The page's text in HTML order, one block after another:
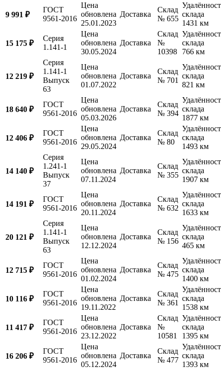
9 991 ₽
ГОСТ
9561-2016
Цена
обновлена
25.01.2023
Доставка
Склад
№ 655
склада
1431 км
15 175 ₽
Серия
1.141-1
Цена
обновлена
30.05.2024
Доставка
Склад
№
10398
склада
766 км
12 219 ₽
Серия
1.141-1
Выпуск
63
Цена
обновлена
01.07.2022
Доставка
Склад
№ 701
склада
821 км
18 640 ₽
ГОСТ
9561-2016
Цена
обновлена
05.03.2026
Доставка
Склад
№ 394
склада
1877 км
12 406 ₽
ГОСТ
9561-2016
Цена
обновлена
29.05.2024
Доставка
Склад
№ 80
склада
1493 км
14 140 ₽
Серия
1.241-1
Выпуск
37
Цена
обновлена
07.11.2024
Доставка
Склад
№ 355
склада
1907 км
14 191 ₽
ГОСТ
9561-2016
Цена
обновлена
20.11.2024
Доставка
Склад
№ 632
склада
1633 км
20 121 ₽
Серия
1.141-1
Выпуск
63
Цена
обновлена
12.12.2024
Доставка
Склад
№ 156
склада
465 км
12 715 ₽
ГОСТ
9561-2016
Цена
обновлена
01.02.2024
Доставка
Склад
№ 475
склада
1400 км
10 116 ₽
ГОСТ
9561-2016
Цена
обновлена
19.11.2022
Доставка
Склад
№ 361
склада
1538 км
11 417 ₽
ГОСТ
9561-2016
Цена
обновлена
23.12.2022
Доставка
Склад
№
10581
склада
1395 км
16 206 ₽
ГОСТ
9561-2016
Цена
обновлена
05.12.2024
Доставка
Склад
№ 477
склада
1393 км